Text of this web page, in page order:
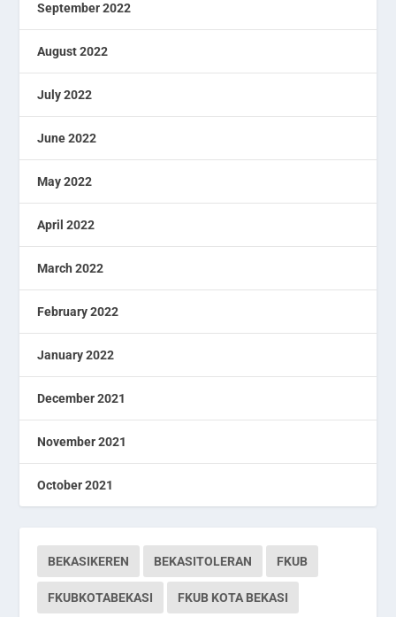
September 2022
August 2022
July 2022
June 2022
May 2022
April 2022
March 2022
February 2022
January 2022
December 2021
November 2021
October 2021
BEKASIKEREN BEKASITOLERAN FKUB
FKUBKOTABEKASI FKUB KOTA BEKASI